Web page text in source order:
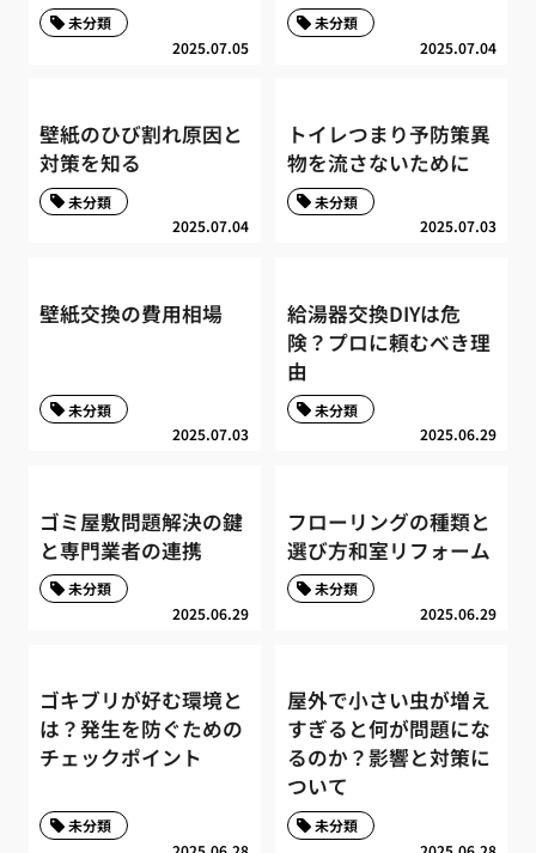
2025.07.05
未分類
2025.07.04
未分類
壁紙のひび割れ原因と
対策を知る
2025.07.04
未分類
トイレつまり予防策異
物を流さないために
2025.07.03
未分類
壁紙交換の費用相場
2025.07.03
未分類
給湯器交換DIYは危
険？プロに頼むべき理
由
2025.06.29
未分類
ゴミ屋敷問題解決の鍵
と専門業者の連携
2025.06.29
未分類
フローリングの種類と
選び方和室リフォーム
2025.06.29
未分類
ゴキブリが好む環境と
は？発生を防ぐための
チェックポイント
未分類
屋外で小さい虫が増え
すぎると何が問題にな
るのか？影響と対策に
ついて
未分類